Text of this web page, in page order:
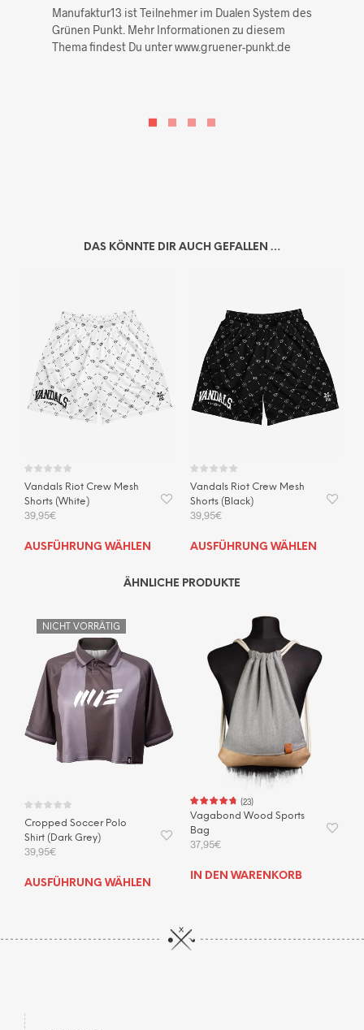
Manufaktur13 ist Teilnehmer im Dualen System des
Grünen Punkt. Mehr Informationen zu diesem
Thema findest Du unter www.gruener-punkt.de
DAS KÖNNTE DIR AUCH GEFALLEN …
Vandals Riot Crew Mesh
Shorts (White)
39,95€
AUSFÜHRUNG WÄHLEN
Dieses
weist
Optionen
Produktseite
Vandals Riot Crew Mesh
Shorts (Black)
39,95€
AUSFÜHRUNG WÄHLEN
ÄHNLICHE PRODUKTE
NICHT VORRÄTIG
Cropped Soccer Polo
Shirt (Dark Grey)
39,95€
AUSFÜHRUNG WÄHLEN
Dieses
mehrere
Varianten
(23)
Vagabond Wood Sports
Bag
37,95€
IN DEN WARENKORB